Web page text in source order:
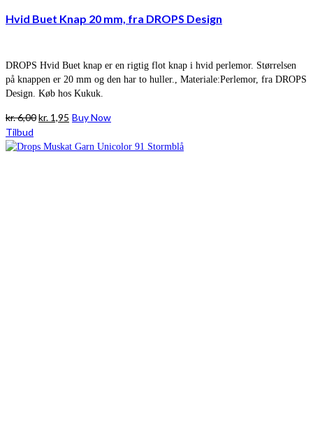
Hvid Buet Knap 20 mm, fra DROPS Design
DROPS Hvid Buet knap er en rigtig flot knap i hvid perlemor. Størrelsen
på knappen er 20 mm og den har to huller., Materiale:Perlemor, fra DROPS
Design. Køb hos Kukuk.
kr.6,00Den
pris
kr. 1,95 Den
pris
Buy Now
Tilbud